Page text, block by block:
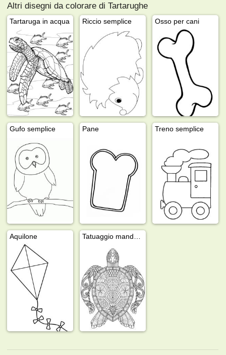
Altri disegni da colorare di Tartarughe
Tartaruga in acqua Riccio semplice Osso per cani
Gufo semplice Pane Treno semplice
Aquilone